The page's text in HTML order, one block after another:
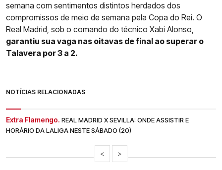
semana com sentimentos distintos herdados dos
compromissos de meio de semana pela Copa do Rei. O
Real Madrid, sob o comando do técnico Xabi Alonso,
garantiu sua vaga nas oitavas de final ao superar o
Talavera por 3 a 2.
NOTÍCIAS RELACIONADAS
Extra Flamengo. REAL MADRID X SEVILLA: ONDE ASSISTIR E
HORÁRIO DA LALIGA NESTE SÁBADO (20)
< >